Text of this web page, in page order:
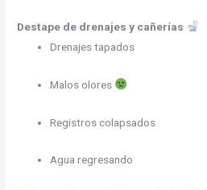
Destape de drenajes y cañerías
Drenajes tapados
Malos olores
Registros colapsados
Agua regresando